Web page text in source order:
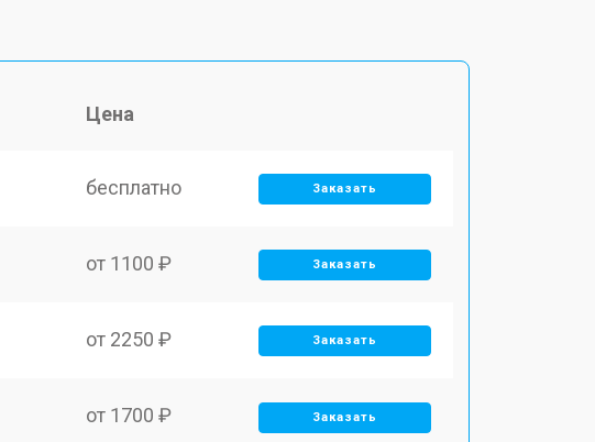
Цена
бесплатно Заказать
от 1100 ₽ Заказать
от 2250 ₽ Заказать
от 1700 ₽ Заказать